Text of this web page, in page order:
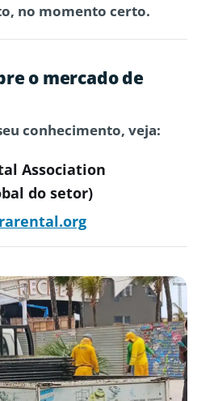
no momento certo.
o mercado de
conhecimento, veja:
Association
do setor)